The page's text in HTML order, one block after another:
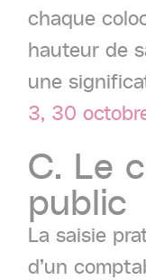
chaque
hauteur de
une
3, 30
C. Le
public
La saisie
d’un